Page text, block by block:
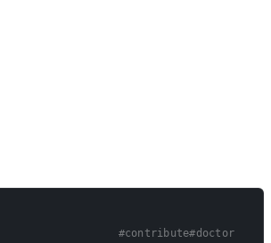
#contribute#doctor